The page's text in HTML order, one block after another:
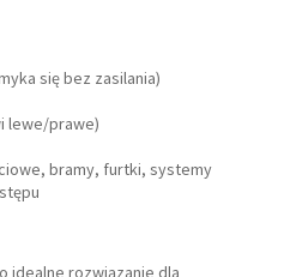
się bez zasilania)
lewe/prawe)
bramy, furtki, systemy
idealne rozwiązanie dla